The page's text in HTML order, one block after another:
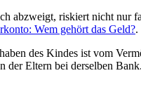
abzweigt, riskiert nicht nur
Wem gehört das Geld?.
des Kindes ist vom
der Eltern bei derselben Bank.